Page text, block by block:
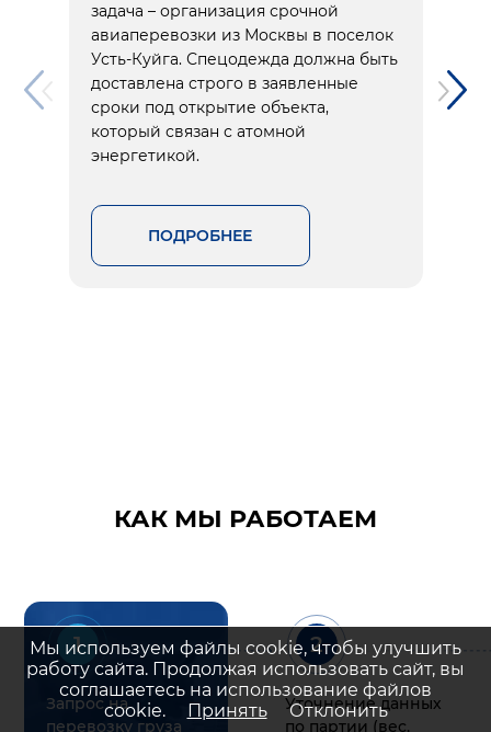
задача – организация срочной
авиаперевозки из Москвы в поселок
Усть-Куйга. Спецодежда должна быть
доставлена строго в заявленные
сроки под открытие объекта,
который связан с атомной
энергетикой.
ПОДРОБНЕЕ
КАК МЫ РАБОТАЕМ
1
Запрос на
перевозку груза
2
Уточнение данных
по партии (вес,
Мы используем файлы cookie, чтобы улучшить
работу сайта. Продолжая использовать сайт, вы
соглашаетесь на использование файлов
cookie.
Принять Отклонить